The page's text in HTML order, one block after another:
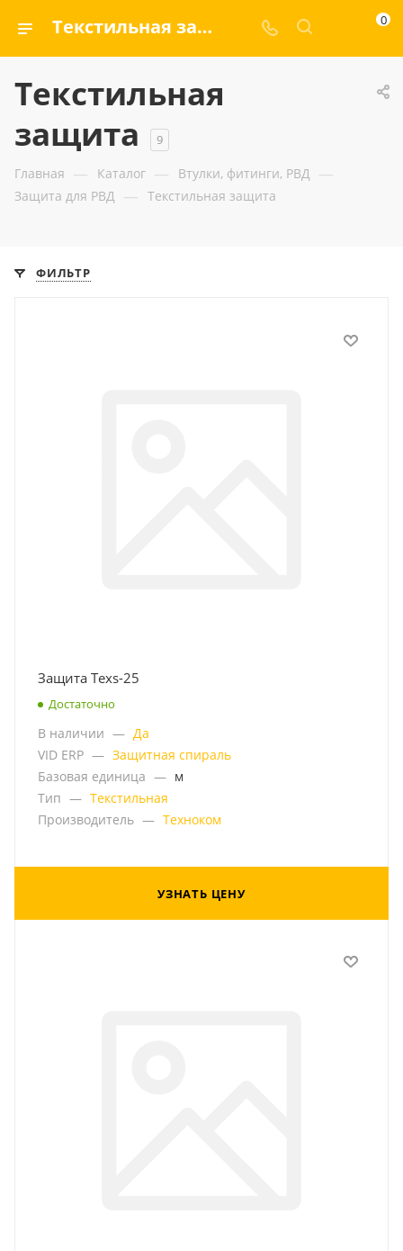
Текстильная защита — ООО «ГИДРАМАКС» 0
Текстильная
защита
9
Главная — Каталог — Втулки, фитинги, РВД —
Защита для РВД — Текстильная защита
ФИЛЬТР
Защита Texs-25
Достаточно
В наличии — Да
VID ERP — Защитная спираль
Базовая единица — м
Тип — Текстильная
Производитель — Техноком
УЗНАТЬ ЦЕНУ